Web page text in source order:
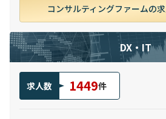
コンサルティングファームの
DX・IT
求人数 1449件